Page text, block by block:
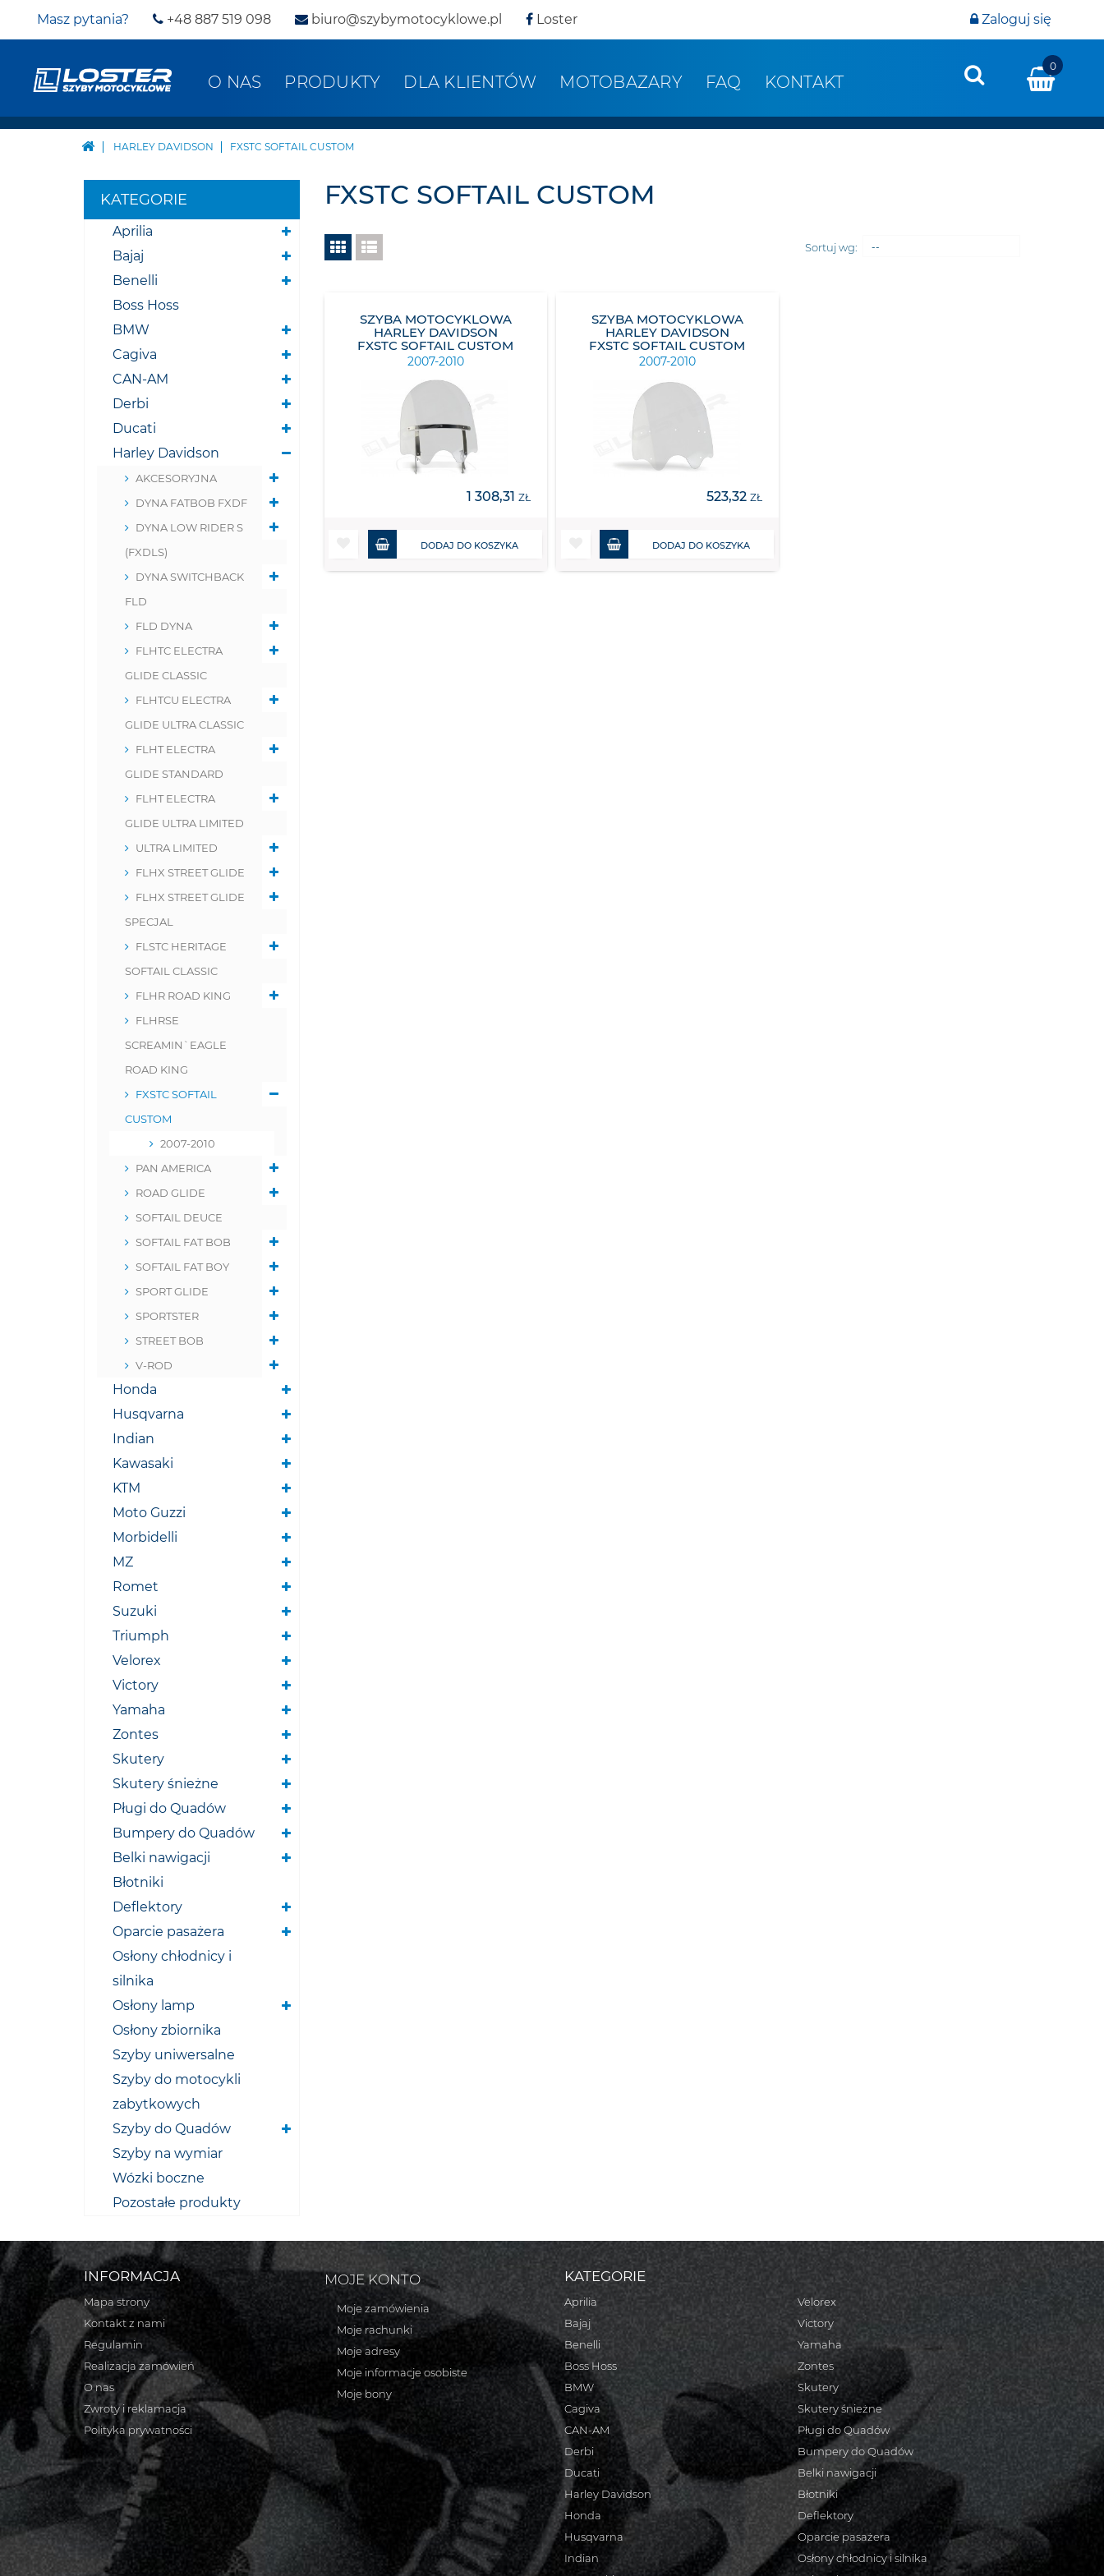
Masz pytania? +48 887 519 098 biuro@szybymotocyklowe.pl Loster Zaloguj się
0
O NAS PRODUKTY DLA KLIENTÓW MOTOBAZARY FAQ KONTAKT
HARLEY DAVIDSON FXSTC SOFTAIL CUSTOM
KATEGORIE
Aprilia
Bajaj
Benelli
Boss Hoss
BMW
Cagiva
CAN-AM
Derbi
Ducati
Harley Davidson
AKCESORYJNA
DYNA FATBOB FXDF
DYNA LOW RIDER S
(FXDLS)
DYNA SWITCHBACK
FLD
FLD DYNA
FLHTC ELECTRA
GLIDE CLASSIC
FLHTCU ELECTRA
GLIDE ULTRA CLASSIC
FLHT ELECTRA
GLIDE STANDARD
FLHT ELECTRA
GLIDE ULTRA LIMITED
ULTRA LIMITED
FLHX STREET GLIDE
FLHX STREET GLIDE
SPECJAL
FLSTC HERITAGE
SOFTAIL CLASSIC
FLHR ROAD KING
FLHRSE
SCREAMIN`EAGLE
ROAD KING
FXSTC SOFTAIL
CUSTOM
2007-2010
PAN AMERICA
ROAD GLIDE
SOFTAIL DEUCE
SOFTAIL FAT BOB
SOFTAIL FAT BOY
SPORT GLIDE
SPORTSTER
STREET BOB
V-ROD
Honda
Husqvarna
Indian
Kawasaki
KTM
Moto Guzzi
Morbidelli
MZ
Romet
Suzuki
Triumph
Velorex
Victory
Yamaha
Zontes
Skutery
Skutery śnieżne
Pługi do Quadów
Bumpery do Quadów
Belki nawigacji
Błotniki
Deflektory
Oparcie pasażera
Osłony chłodnicy i
silnika
Osłony lamp
Osłony zbiornika
Szyby uniwersalne
Szyby do motocykli
zabytkowych
Szyby do Quadów
Szyby na wymiar
Wózki boczne
Pozostałe produkty
FXSTC SOFTAIL CUSTOM
Sortuj wg: --
SZYBA MOTOCYKLOWA
HARLEY DAVIDSON
FXSTC SOFTAIL CUSTOM
2007-2010
1 308,31 ZŁ
DODAJ DO KOSZYKA
SZYBA MOTOCYKLOWA
HARLEY DAVIDSON
FXSTC SOFTAIL CUSTOM
2007-2010
523,32 ZŁ
DODAJ DO KOSZYKA
INFORMACJA
Mapa strony
Kontakt z nami
Regulamin
Realizacja zamówień
O nas
Zwroty i reklamacja
Polityka prywatności
MOJE KONTO
Moje zamówienia
Moje rachunki
Moje adresy
Moje informacje osobiste
Moje bony
KATEGORIE
Aprilia
Bajaj
Benelli
Boss Hoss
BMW
Cagiva
CAN-AM
Derbi
Ducati
Harley Davidson
Honda
Husqvarna
Indian
Velorex
Victory
Yamaha
Zontes
Skutery
Skutery śnieżne
Pługi do Quadów
Bumpery do Quadów
Belki nawigacji
Błotniki
Deflektory
Oparcie pasażera
Osłony chłodnicy i silnika